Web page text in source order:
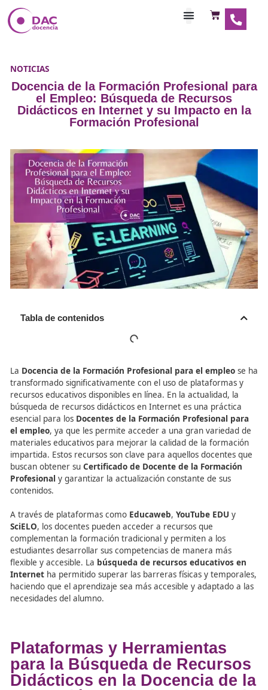
NOTICIAS
Docencia de la Formación
el Empleo: Búsqueda de
Didácticos en Internet y su Impacto
Tabla de contenidos
LaDocencia de la Formación Profesional para el
transformado significativamente con el uso de
recursos educativos disponibles en línea. En la
búsqueda de recursos didácticos en Internet es una
esencial para los
el empleo
, ya que les permite acceder a una gran
materiales educativos para mejorar la calidad de la
impartida. Estos recursos son clave para aquellos
buscan obtener suCertificado de Docente de la
Profesionaly garantizar la actualización constante de
contenidos.
estudiantes desarrollar sus competencias de manera
flexible y accesible. Labúsqueda de recursos
Internetha permitido superar las barreras físicas y